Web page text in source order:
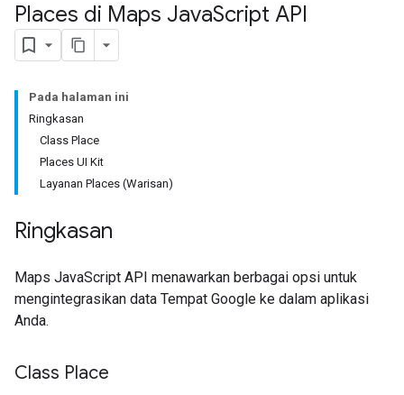
Places di Maps JavaScript API
Pada halaman ini
Ringkasan
Class Place
Places UI Kit
Layanan Places (Warisan)
Ringkasan
Maps JavaScript API menawarkan berbagai opsi untuk
mengintegrasikan data Tempat Google ke dalam aplikasi
Anda.
Class Place